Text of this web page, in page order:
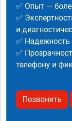
✅ Опыт —
✅
и
✅
✅
телефону и
Позвонить